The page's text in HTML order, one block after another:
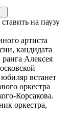
ставить на паузу
артиста
кандидата
ранга Алексея
встанет
оркестра
Корсакова.
оркестра,